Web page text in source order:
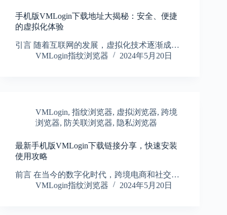
手机版VMLogin下载地址大揭秘：安全、便捷
的虚拟化体验
引言 随着互联网的发展，虚拟化技术逐渐成…
VMLogin指纹浏览器
2024年5月20日
VMLogin, 指纹浏览器, 虚拟浏览器, 跨境
浏览器, 防关联浏览器, 隐私浏览器
最新手机版VMLogin下载链接分享，快速安装
使用攻略
前言 在当今的数字化时代，跨境电商和社交…
VMLogin指纹浏览器
2024年5月20日